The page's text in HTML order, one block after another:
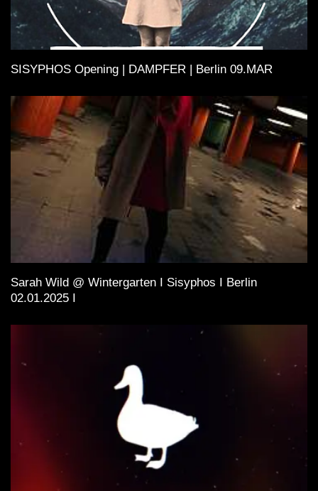
SISYPHOS Opening | DAMPFER | Berlin 09.MAR
Sarah Wild @ Wintergarten I Sisyphos I Berlin
02.01.2025 I